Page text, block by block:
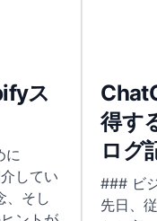
ス
に
してい
、そし
得す
ログ
### ビ
先日、